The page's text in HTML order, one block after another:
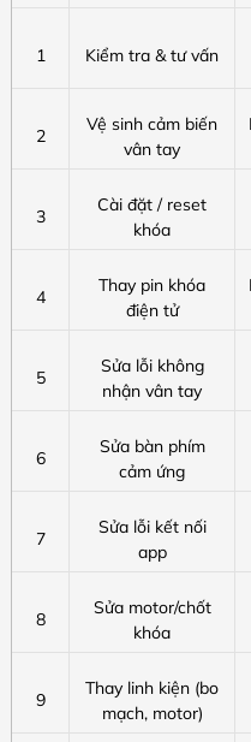
1 Kiểm tra & tư vấn
2
Vệ sinh cảm biến
vân tay
3
Cài đặt / reset
khóa
4
Thay pin khóa
điện tử
5
Sửa lỗi không
nhận vân tay
6
Sửa bàn phím
cảm ứng
7
Sửa lỗi kết nối
app
8
Sửa motor/chốt
khóa
9
Thay linh kiện (bo
mạch, motor)